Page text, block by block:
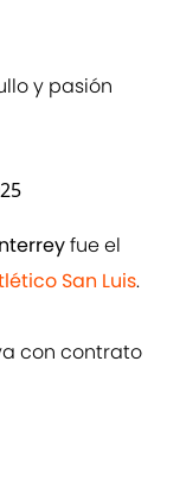
y pasión
fue el
San Luis.
con contrato